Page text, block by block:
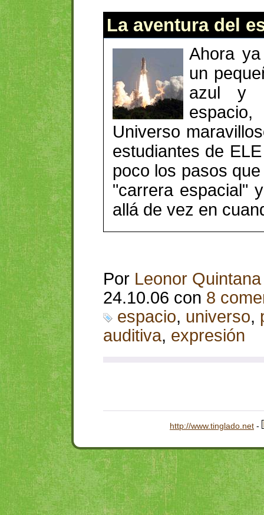
La aventura del
Ahora
un
azul y
Universo
estudiantes de
poco los pasos
"carrera espacial"
allá de vez en
Por Leonor Quintana
24.10.06 con 8
espacio, universo,
auditiva, expresión
http://www.tinglado.net -